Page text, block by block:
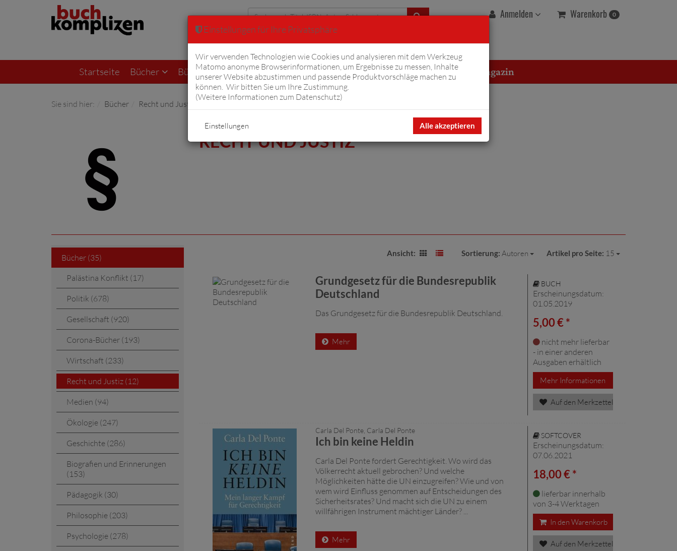
Anmelden Warenkorb 0
Erweiterte Suche
Startseite Bücher Bücher von Fiftyfifty Hörbücher Komplizen Overton Magazin
Sie sind hier: Bücher Recht und Justiz
RECHT UND JUSTIZ
Bücher (35)
Palästina Konflikt (17)
Politik (678)
Gesellschaft (920)
Corona-Bücher (193)
Wirtschaft (233)
Recht und Justiz (12)
Medien (94)
Ökologie (247)
Geschichte (286)
Biografien und Erinnerungen
(153)
Pädagogik (30)
Philosophie (203)
Psychologie (278)
Ansicht: Sortierung: Autoren Artikel pro Seite: 15
Grundgesetz für die Bundesrepublik
Deutschland
Das Grundgesetz für die Bundesrepublik Deutschland.
Mehr
BUCH
Erscheinungsdatum:
01.05.2019
5,00 € *
nicht mehr lieferbar
- in einer anderen
Ausgaben erhältlich
Mehr Informationen
Auf den Merkzettel
Carla Del Ponte, Carla Del Ponte
Ich bin keine Heldin
Carla Del Ponte fordert Gerechtigkeit. Wo wird das
Völkerrecht aktuell gebrochen? Und welche
Möglichkeiten hätte die UN einzugreifen? Wie und von
wem wird Einfluss genommen auf Entscheidungen des
Sicherheitsrates? Und macht sich die UN zu einem
willfährigen Instrument mächtiger Länder? ...
Mehr
SOFTCOVER
Erscheinungsdatum:
07.06.2021
18,00 € *
lieferbar innerhalb
von 3-4 Werktagen
In den Warenkorb
Auf den Merkzettel
Einstellungen für Ihre Privatsphäre
Wir verwenden Technologien wie Cookies und analysieren mit dem Werkzeug
Matomo anonyme Browserinformationen, um Ergebnisse zu messen, Inhalte
unserer Website abzustimmen und passende Produktvorschläge machen zu
können. Wir bitten Sie um Ihre Zustimmung.
(Weitere Informationen zum Datenschutz)
Alle akzeptieren
Einstellungen